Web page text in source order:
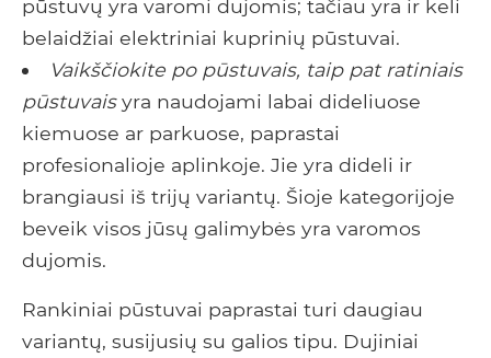
pūstuvų yra varomi dujomis; tačiau yra ir keli
belaidžiai elektriniai kuprinių pūstuvai.
Vaikščiokite po pūstuvais, taip pat ratiniais
pūstuvaisyra naudojami labai dideliuose
kiemuose ar parkuose, paprastai
profesionalioje aplinkoje. Jie yra dideli ir
brangiausi iš trijų variantų. Šioje kategorijoje
beveik visos jūsų galimybės yra varomos
dujomis.
Rankiniai pūstuvai paprastai turi daugiau
variantų, susijusių su galios tipu. Dujiniai